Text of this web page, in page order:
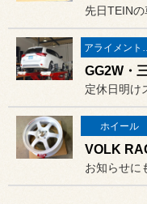
先日TEINの
アライメン
定休日明け
ホイール